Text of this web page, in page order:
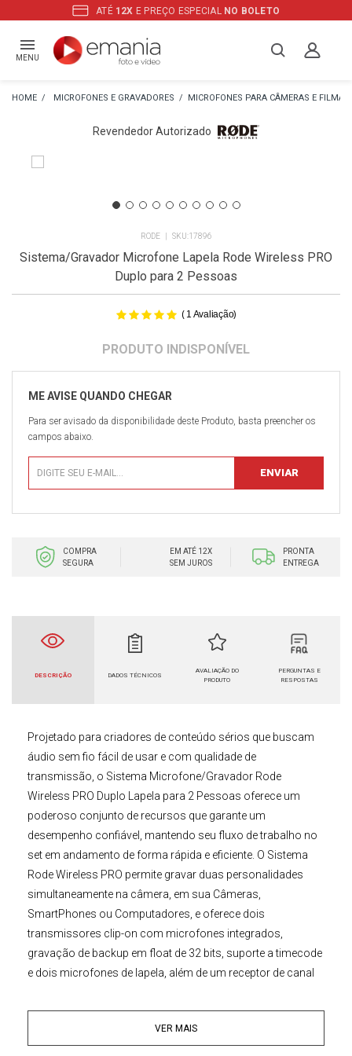
ATÉ 12X E PREÇO ESPECIAL NO BOLETO
MENU
MICROFONES E GRAVADORES MICROFONES PARA CÂMERAS E
Revendedor Autorizado
RODE 17896
Sistema/Gravador Microfone Lapela Rode Wireless PRO
Duplo para 2 Pessoas
( 1 Avaliação)
Para ser avisado da disponibilidade deste Produto, basta preencher os
campos abaixo.
COMPRA
SEGURA
EM ATÉ 12X
SEM JUROS
PRONTA
ENTREGA
DESCRIÇÃO DADOS TÉCNICOS
AVALIAÇÃO DO
PRODUTO
PERGUNTAS E
RESPOSTAS
Projetado para criadores de conteúdo sérios que buscam
áudio sem fio fácil de usar e com qualidade de
transmissão, o Sistema Microfone/Gravador Rode
Wireless PRO Duplo Lapela para 2 Pessoas oferece um
poderoso conjunto de recursos que garante um
desempenho confiável, mantendo seu fluxo de trabalho no
set em andamento de forma rápida e eficiente. O Sistema
RodeWireless PRO permite gravar duas personalidades
simultaneamente na câmera, em sua Câmeras,
SmartPhones ou Computadores, e oferece dois
transmissores clip-on com microfones integrados,
gravação de backup em float de 32 bits, suporte a timecode
e dois microfones de lapela, além de um receptor de canal
com sua Câmera, Laptop ou Smartphone.
VER MAIS